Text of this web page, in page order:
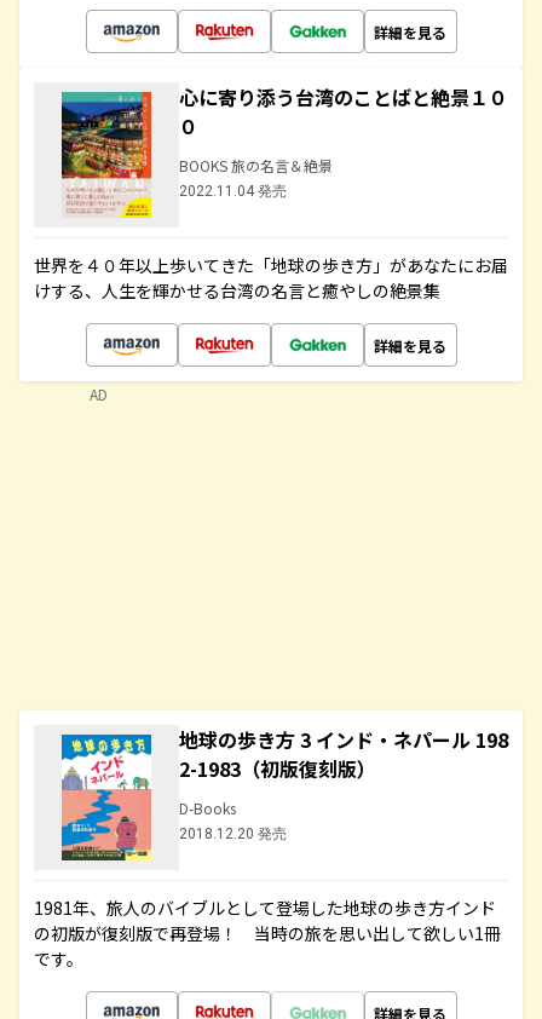
詳細を見る
心に寄り添う台湾のことばと絶景１０
０
BOOKS 旅の名言＆絶景
2022.11.04 発売
世界を４０年以上歩いてきた「地球の歩き方」があなたにお届
けする、人生を輝かせる台湾の名言と癒やしの絶景集
詳細を見る
地球の歩き方 3 インド・ネパール 198
2-1983（初版復刻版）
D-Books
2018.12.20 発売
1981年、旅人のバイブルとして登場した地球の歩き方インド
の初版が復刻版で再登場！ 当時の旅を思い出して欲しい1冊
です。
詳細を見る
AD